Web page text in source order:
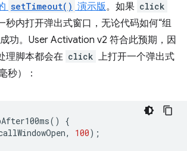
setTimeout() 演示版。如果 click
秒内打开弹出式窗口，无论代码如何“组
功。User Activation v2 符合此预期，因
理脚本都会在 click 上打开一个弹出式
秒）：
()
{
, 100);